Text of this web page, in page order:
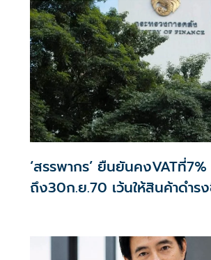
‘สรรพากร’ ยืนยันคงVATที่7%
ถึง30ก.ย.70 เว้นให้สินค้าดำร